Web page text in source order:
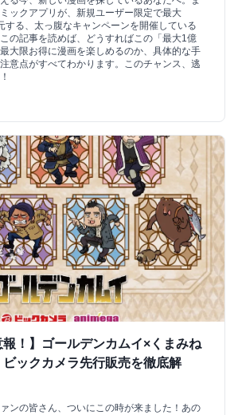
ックアプリが、新規ユーザー限定で最大
する、太っ腹なキャンペーンを開催している
の記事を読めば、どうすればこの「最大1億
大限お得に漫画を楽しめるのか、具体的な手
意点がすべてわかります。このチャンス、逃
報！】ゴールデンカムイ×くまみね
ビックカメラ先行販売を徹底解
ンの皆さん、ついにこの時が来ました！あの